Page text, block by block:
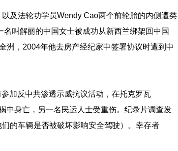
及法轮功学员Wendy Cao两个前轮胎的内侧遭类
叫解丽的中国女士被成功从新西兰绑架回中国
洲，2004年他去房产经纪家中签署协议时遭到中
加反中共渗透示威抗议活动，在托克罗瓦
中身亡，另一名民运人士受重伤。纪录片调查发
的车辆是否被破坏影响安全驾驶）。幸存者